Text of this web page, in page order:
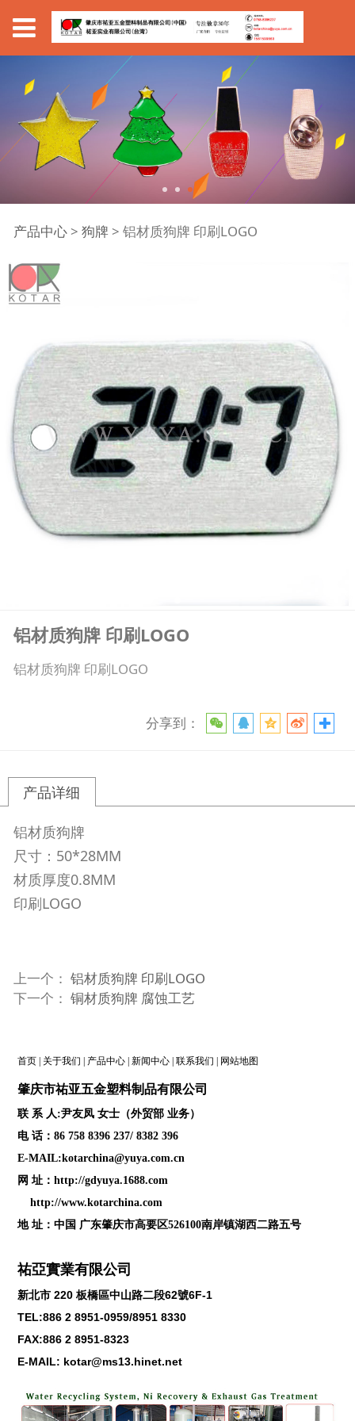
铝材质狗牌 印刷LOGO
产品中心> 狗牌 > 铝材质狗牌 印刷LOGO
铝材质狗牌 印刷LOGO
铝材质狗牌 印刷LOGO
分享到：
产品详细
铝材质狗牌
尺寸：50*28MM
材质厚度0.8MM
印刷LOGO
上一个： 铝材质狗牌 印刷LOGO
下一个： 铜材质狗牌 腐蚀工艺
首页| 关于我们 | 产品中心| 新闻中心| 联系我们 | 网站地图
肇庆市祐亚五金塑料制品有限公司
联 系 人:尹友凤 女士（外贸部 业务）
电 话：86 758 8396 237/ 8382 396
E-MAIL:kotarchina@yuya.com.cn
网 址： http://gdyuya.1688.com
http://www.kotarchina.com
地 址：中国 广东肇庆市高要区526100南岸镇湖西二路五号
祐亞實業有限公司
新北市220 板橋區中山路二段62號6F-1
TEL:886 2 8951-0959/8951 8330
FAX:886 2 8951-8323
E-MAIL: kotar@ms13.hinet.net